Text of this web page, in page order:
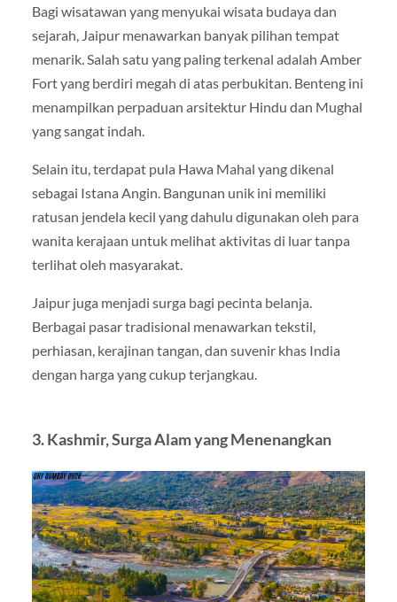
Bagi wisatawan yang menyukai wisata budaya dan
sejarah, Jaipur menawarkan banyak pilihan tempat
menarik. Salah satu yang paling terkenal adalah Amber
Fortyang berdiri megah di atas perbukitan. Benteng ini
menampilkan perpaduan arsitektur Hindu dan Mughal
yang sangat indah.
Selain itu, terdapat pula Hawa Mahal yang dikenal
sebagai Istana Angin. Bangunan unik ini memiliki
ratusan jendela kecil yang dahulu digunakan oleh para
wanita kerajaan untuk melihat aktivitas di luar tanpa
terlihat oleh masyarakat.
Jaipur juga menjadi surga bagi pecinta belanja.
Berbagai pasar tradisional menawarkan tekstil,
perhiasan, kerajinan tangan, dan suvenir khas India
dengan harga yang cukup terjangkau.
3. Kashmir, Surga Alam yang Menenangkan